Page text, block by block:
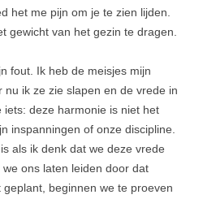
het me pijn om je te zien lijden.
gewicht van het gezin te dragen.
fout. Ik heb de meisjes mijn
ik ze zie slapen en de vrede in
deze harmonie is niet het
inspanningen of onze discipline.
als ik denk dat we deze vrede
we ons laten leiden door dat
beginnen we te proeven